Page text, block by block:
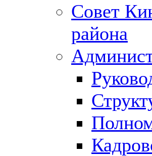
Совет
района